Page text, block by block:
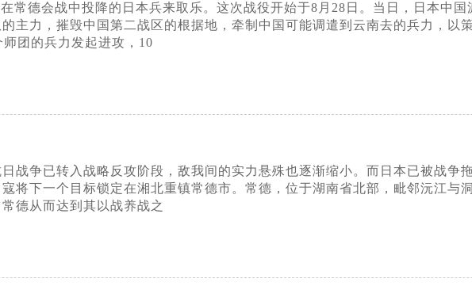
常德会战中投降的日本兵来取乐。这次战役开始于8月28日。当日，日本中
主力，摧毁中国第二战区的根据地，牵制中国可能调遣到云南去的兵力，以
团的兵力发起进攻，10
战争已转入战略反攻阶段，敌我间的实力悬殊也逐渐缩小。而日本已被战争
将下一个目标锁定在湘北重镇常德市。常德，位于湖南省北部，毗邻沅江与
德从而达到其以战养战之